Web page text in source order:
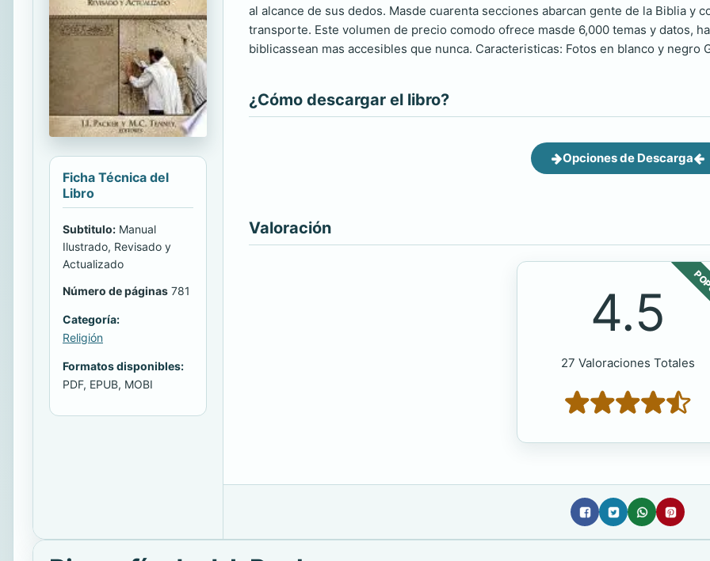
Ficha Técnica del
Libro
Subtitulo: Manual
Ilustrado, Revisado y
Actualizado
Número de páginas 781
Categoría:
Religión
Formatos disponibles:
PDF, EPUB, MOBI
al alcance de sus dedos. Masde cuarenta secciones abarcan gente de la Biblia y
transporte. Este volumen de precio comodo ofrece masde 6,000 temas y datos,
biblicassean mas accesibles que nunca. Caracteristicas: Fotos en blanco y negro
¿Cómo descargar el libro?
Opciones de Descarga
Valoración
4.5
27 Valoraciones Totales